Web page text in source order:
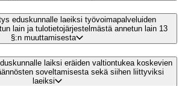
eduskunnalle laeiksi työvoimapalveluiden
lain ja tulotietojärjestelmästä annetun lain 13
§:n muuttamisesta
laiksi eräiden valtiontukea koskevien
soveltamisesta sekä siihen liittyviksi
laeiksi